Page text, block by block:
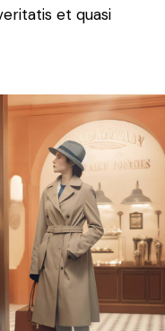
et quasi